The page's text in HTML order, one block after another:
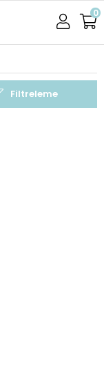
0
Filtreleme